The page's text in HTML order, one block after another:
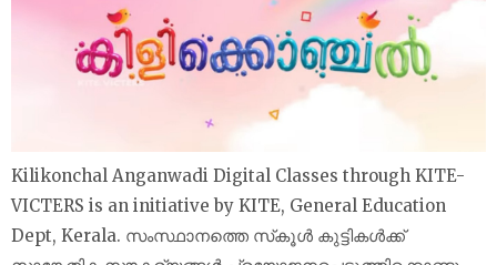
Kilikonchal Anganwadi Digital Classes through KITE-
VICTERS is an initiative by KITE, General Education
Dept, Kerala. സംസ്ഥാനത്തെ സ്‌കൂൾ കുട്ടികൾക്ക്